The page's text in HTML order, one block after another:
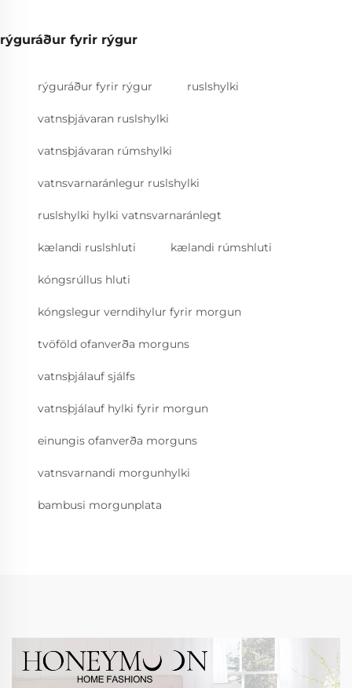
rýguráður fyrir rýgur
rýguráður fyrir rýgur ruslshylki
vatnsþjávaran ruslshylki
vatnsþjávaran rúmshylki
vatnsvarnaránlegur ruslshylki
ruslshylki hylki vatnsvarnaránlegt
kælandi ruslshluti kælandi rúmshluti
kóngsrúllus hluti
kóngslegur verndihylur fyrir morgun
tvöföld ofanverða morguns
vatnsþjálauf sjálfs
vatnsþjálauf hylki fyrir morgun
einungis ofanverða morguns
vatnsvarnandi morgunhylki
bambusi morgunplata